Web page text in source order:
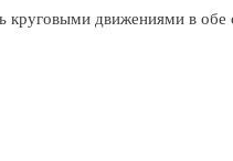
круговыми движениями в обе